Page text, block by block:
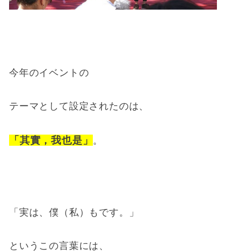
今年のイベントの
テーマとして設定されたのは、
「其實，我也是」 。
「実は、僕（私）もです。」
というこの言葉には、